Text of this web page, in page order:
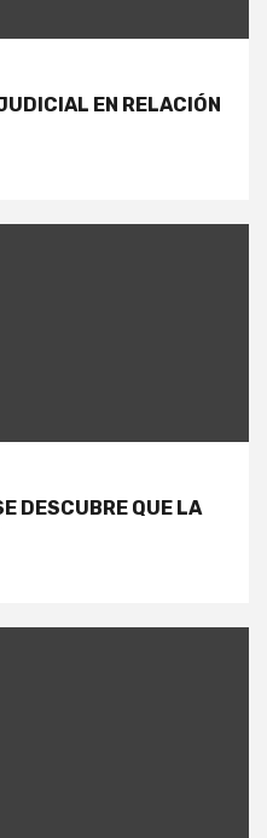
EN RELACIÓN
DESCUBRE QUE LA